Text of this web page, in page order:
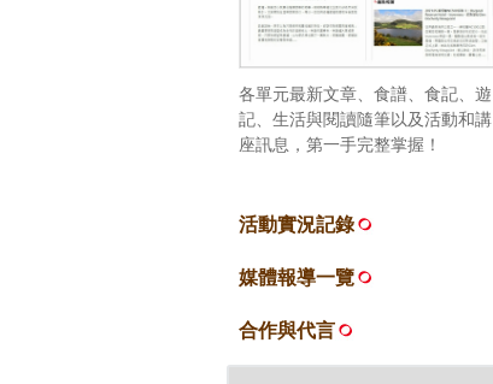
各單元最新文章、食譜、食記、遊
記、生活與閱讀隨筆以及活動和講
座訊息，第一手完整掌握！
活動實況記錄
媒體報導一覽
合作與代言